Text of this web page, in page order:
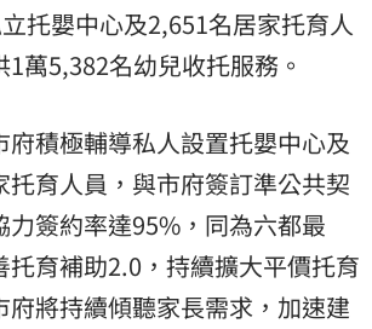
托嬰中心及2,651名居家托育人
1萬5,382名幼兒收托服務。
府積極輔導私人設置托嬰中心及
托育人員，與市府簽訂準公共契
力簽約率達95%，同為六都最
托育補助2.0，持續擴大平價托育
府將持續傾聽家長需求，加速建